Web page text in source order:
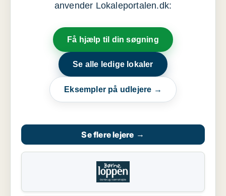
anvender Lokaleportalen.dk:
Få hjælp til din søgning
Se alle ledige lokaler
Eksempler på udlejere →
Se flere lejere →